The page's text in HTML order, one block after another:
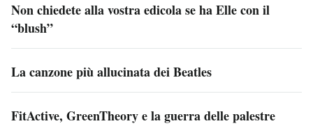
Non chiedete alla vostra edicola se ha Elle con il
“blush”
La canzone più allucinata dei Beatles
FitActive, GreenTheory e la guerra delle palestre